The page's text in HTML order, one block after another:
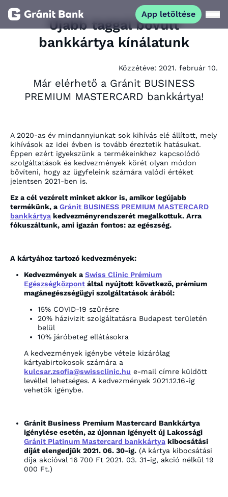
App letöltése
Magánszemélyeknek
Vállalkozásoknak
Befektetőknek
Kapcsolat
Netbank App letöltése
Újabb taggal bővült
bankkártya kínálatunk
Közzétéve: 2021. február 10.
Már elérhető a Gránit BUSINESS
PREMIUM MASTERCARD bankkártya!
A 2020-as év mindannyiunkat sok kihívás elé állított, mely
kihívások az idei évben is tovább éreztetik hatásukat.
Éppen ezért igyekszünk a termékeinkhez kapcsolódó
szolgáltatások és kedvezmények körét olyan módon
bővíteni, hogy az ügyfeleink számára valódi értéket
jelentsen 2021-ben is.
Ez a cél vezérelt minket akkor is, amikor legújabb
termékünk, a Gránit BUSINESS PREMIUM MASTERCARD
bankkártya kedvezményrendszerét megalkottuk. Arra
fókuszáltunk, ami igazán fontos: az egészség.
A kártyához tartozó kedvezmények:
Kedvezmények a Swiss Clinic Prémium
Egészségközpont által nyújtott következő, prémium
magánegészségügyi szolgáltatások árából:
15% COVID-19 szűrésre
20% házivizit szolgáltatásra Budapest területén
belül
10% járóbeteg ellátásokra
A kedvezmények igénybe vétele kizárólag
kártyabirtokosok számára a
kulcsar.zsofia@swissclinic.hu e-mail címre küldött
levéllel lehetséges. A kedvezmények 2021.12.16-ig
vehetők igénybe.
Gránit Business Premium Mastercard Bankkártya
igénylése esetén, az újonnan igényelt új Lakossági
Gránit Platinum Mastercard bankkártya kibocsátási
díját elengedjük 2021. 06. 30-ig. (A kártya kibocsátási
díja akcióval 16 700 Ft 2021. 03. 31-ig, akció nélkül 19
000 Ft.)